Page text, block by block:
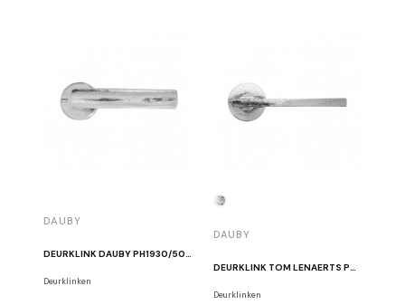
DAUBY
DEURKLINK DAUBY PH1930/50R WIT BRONS
Deurklinken
DAUBY
DEURKLINK TOM LENAERTS PH2017/50F WIT BRONS
Deurklinken